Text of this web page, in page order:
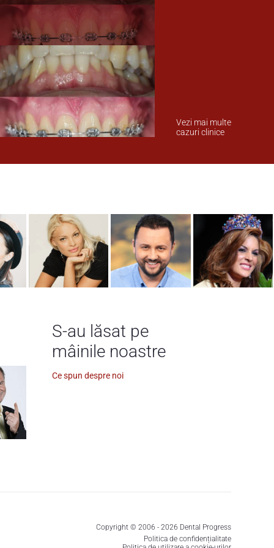
Vezi mai multe
cazuri clinice
S-au lăsat pe
mâinile noastre
Ce spun despre noi
Copyright © 2006 - 2026 Dental Progress
Politica de confidențialitate